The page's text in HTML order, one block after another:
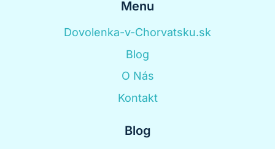
Menu
Dovolenka-v-Chorvatsku.sk
Blog
O Nás
Kontakt
Blog